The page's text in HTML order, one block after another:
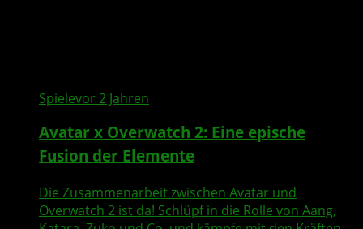
Spielevor 2 Jahren
Avatar x Overwatch 2: Eine epische
Fusion der Elemente
Die Zusammenarbeit zwischen Avatar und
Overwatch 2 ist da! Schlüpf in die Rolle von Aang,